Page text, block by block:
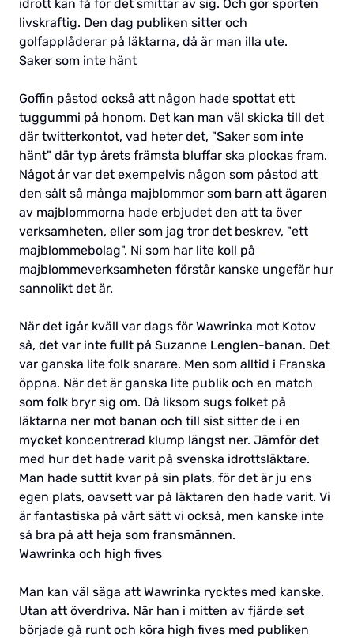
idrott kan få för det smittar av sig. Och gör sporten
livskraftig. Den dag publiken sitter och
golfapplåderar på läktarna, då är man illa ute.
Saker som inte hänt
Goffin påstod också att någon hade spottat ett
tuggummi på honom. Det kan man väl skicka till det
där twitterkontot, vad heter det, "Saker som inte
hänt" där typ årets främsta bluffar ska plockas fram.
Något år var det exempelvis någon som påstod att
den sålt så många majblommor som barn att ägaren
av majblommorna hade erbjudet den att ta över
verksamheten, eller som jag tror det beskrev, "ett
majblommebolag". Ni som har lite koll på
majblommeverksamheten förstår kanske ungefär hur
sannolikt det är.
När det igår kväll var dags för Wawrinka mot Kotov
så, det var inte fullt på Suzanne Lenglen-banan. Det
var ganska lite folk snarare. Men som alltid i Franska
öppna. När det är ganska lite publik och en match
som folk bryr sig om. Då liksom sugs folket på
läktarna ner mot banan och till sist sitter de i en
mycket koncentrerad klump längst ner. Jämför det
med hur det hade varit på svenska idrottsläktare.
Man hade suttit kvar på sin plats, för det är ju ens
egen plats, oavsett var på läktaren den hade varit. Vi
är fantastiska på vårt sätt vi också, men kanske inte
så bra på att heja som fransmännen.
Wawrinka och high fives
Man kan väl säga att Wawrinka rycktes med kanske.
Utan att överdriva. När han i mitten av fjärde set
började gå runt och köra high fives med publiken